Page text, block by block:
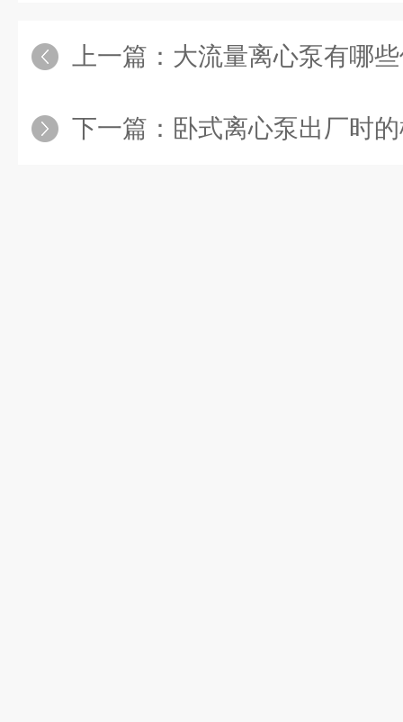
上一篇： 大流量离心泵有哪
下一篇： 卧式离心泵出厂时